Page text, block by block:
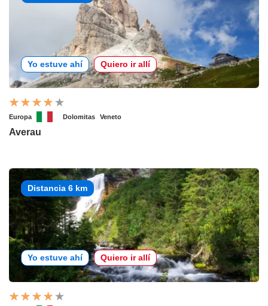
Yo estuve ahí Quiero ir allí
Europa Dolomitas Veneto
Averau
Distancia 6 km
Yo estuve ahí Quiero ir allí